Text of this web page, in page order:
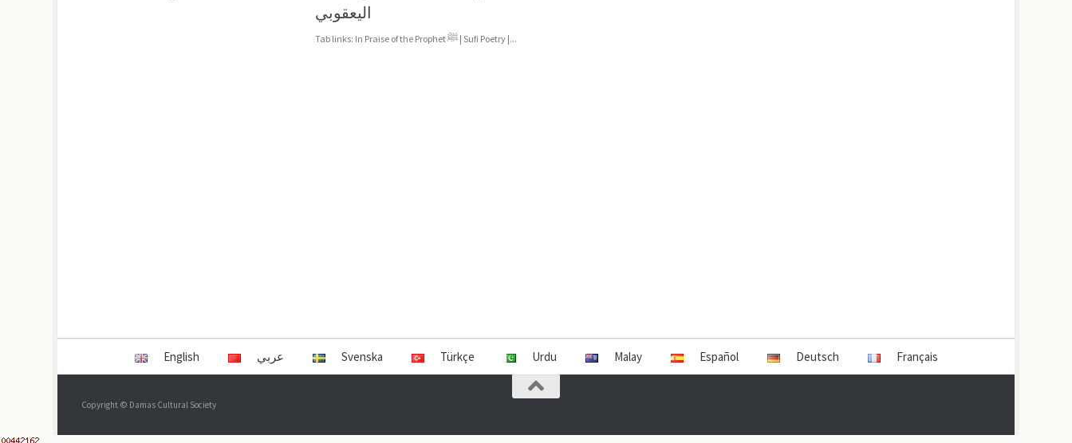
اليعقوبي
Tab links: In Praise of the Prophet ﷺ | Sufi Poetry |...
English عربي Svenska Türkçe Urdu Malay Español Deutsch Français
Copyright © Damas Cultural Society